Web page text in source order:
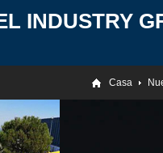
INDUSTRY
Casa